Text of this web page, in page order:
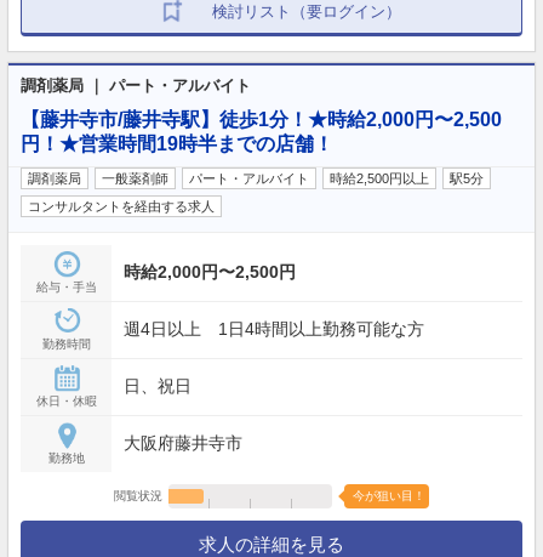
検討リスト（要ログイン）
調剤薬局 ｜ パート・アルバイト
【藤井寺市/藤井寺駅】徒歩1分！★時給2,000円〜2,500
円！★営業時間19時半までの店舗！
調剤薬局 一般薬剤師 パート・アルバイト 時給2,500円以上
駅5分
コンサルタントを経由する求人
給与・手当
時給2,000円〜2,500円
勤務時間
週4日以上 1日4時間以上勤務可能な方
休日・休暇
日、祝日
勤務地
大阪府藤井寺市
閲覧状況 今が狙い目！
求人の詳細を見る